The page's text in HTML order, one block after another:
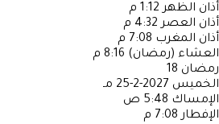
أذان الظهر 1:12 م
أذان العصر 4:32 م
أذان المغرب 7:08 م
العشاء (رمضان) 8:16 م
رمضان 18
الخميس 2027-2-25 مـ
الإمساك 5:48 ص
الإفطار 7:08 م